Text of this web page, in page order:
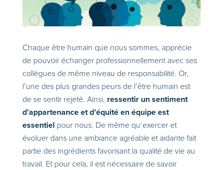
Chaque être humain que nous sommes, apprécie
de pouvoir échanger professionnellement avec ses
collègues de même niveau de responsabilité. Or,
l’une des plus grandes peurs de l’être humain est
de se sentir rejeté. Ainsi, ressentir un sentiment
d’appartenance et d’équité en équipe est
essentiel pour nous. De même qu’exercer et
évoluer dans une ambiance agréable et aidante fait
partie des ingrédients favorisant la qualité de vie au
travail. Et pour cela, il est nécessaire de savoir